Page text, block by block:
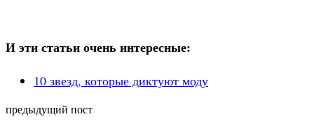
И эти статьи очень интересные:
10 звезд, которые диктуют моду
предыдущий пост